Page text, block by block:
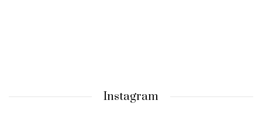
Instagram